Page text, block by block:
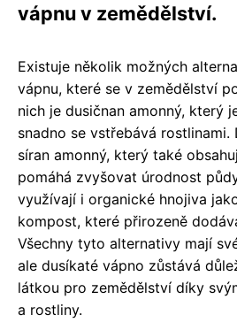
vápnu v zemědělství.
Existuje několik možných
vápnu, které se v zemědělství
nich je dusičnan amonný, který
snadno se vstřebává
síran amonný, který také
pomáhá zvyšovat úrodnost
využívají i organické hnojiva
kompost, které přirozeně
Všechny tyto alternativy mají
ale dusíkaté vápno zůstává
látkou pro zemědělství díky
a rostliny.